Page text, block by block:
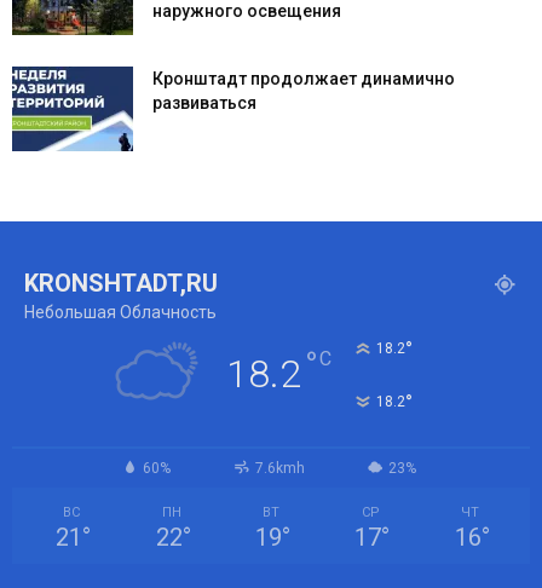
наружного освещения
Кронштадт продолжает динамично
развиваться
KRONSHTADT,RU
Небольшая Облачность
18.2°C 18.2°
18.2°
60% 7.6kmh 23%
ВС
21 °
ПН
22°
ВТ
19°
СР
17°
ЧТ
16°